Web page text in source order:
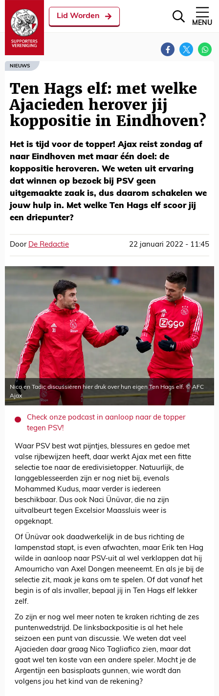
Lid Worden
MENU
NIEUWS
Ten Hags elf: met welke
Ajacieden herover jij
koppositie in Eindhoven?
Het is tijd voor de topper! Ajax reist zondag af
naar Eindhoven met maar één doel: de
koppositie heroveren. We weten uit ervaring
dat winnen op bezoek bij PSV geen
uitgemaakte zaak is, dus daarom schakelen we
jouw hulp in. Met welke Ten Hags elf scoor jij
een driepunter?
Door De Redactie 22 januari 2022 - 11:45
Nico en Tadic discussiëren hier druk over hun eigen Ten Hags elf. © AFC
Ajax
Check onze podcast in aanloop naar de topper
tegen PSV!
Waar PSV best wat pijntjes, blessures en gedoe met
valse rijbewijzen heeft, daar werkt Ajax met een fitte
selectie toe naar de eredivisietopper. Natuurlijk, de
langgeblesseerden zijn er nog niet bij, evenals
Mohammed Kudus, maar verder is iedereen
beschikbaar. Dus ook Naci Ünüvar, die na zijn
uitvalbeurt tegen Excelsior Maassluis weer is
opgeknapt.
Of Ünüvar ook daadwerkelijk in de bus richting de
lampenstad stapt, is even afwachten, maar Erik ten Hag
wilde in aanloop naar PSV-uit al wel verklappen dat hij
Amourricho van Axel Dongen meeneemt. En als je bij de
selectie zit, maak je kans om te spelen. Of dat vanaf het
begin is of als invaller, bepaal jij in Ten Hags elf lekker
zelf.
Zo zijn er nog wel meer noten te kraken richting de zes
puntenwedstrijd. De linksbackpositie is al het hele
seizoen een punt van discussie. We weten dat veel
Ajacieden daar graag Nico Tagliafico zien, maar dat
gaat wel ten koste van een andere speler. Mocht je de
Argentijn een basisplaats gunnen, wie wordt dan
volgens jou het kind van de rekening?